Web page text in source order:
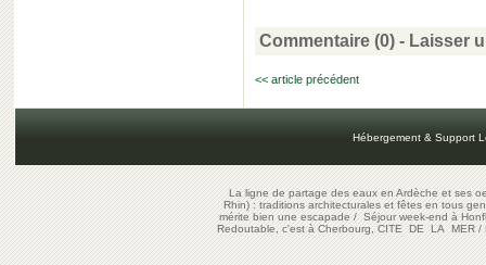
Commentaire (0) - Laisser
<< article précédent
Hébergement & Support
La ligne de partage des eaux en Ardèche et ses
Rhin) : traditions architecturales et fêtes en tous
mérite bien une escapade/Séjour week-end à
Redoutable, c'est à Cherbourg, CITE DE LA MER/